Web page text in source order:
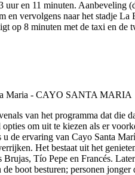
en 11 minuten.
vervolgens naar het stadje
op 8 minuten met de taxi en de
van het programma dat die
om uit te kiezen als er
ervaring van Cayo Santa
Het bestaat uit het
Tío Pepe en Francés.
boot besturen; personen